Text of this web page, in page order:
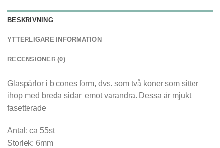
BESKRIVNING
YTTERLIGARE INFORMATION
RECENSIONER (0)
Glaspärlor i bicones form, dvs. som två koner som sitter
ihop med breda sidan emot varandra. Dessa är mjukt
fasetterade
Antal: ca 55st
Storlek: 6mm